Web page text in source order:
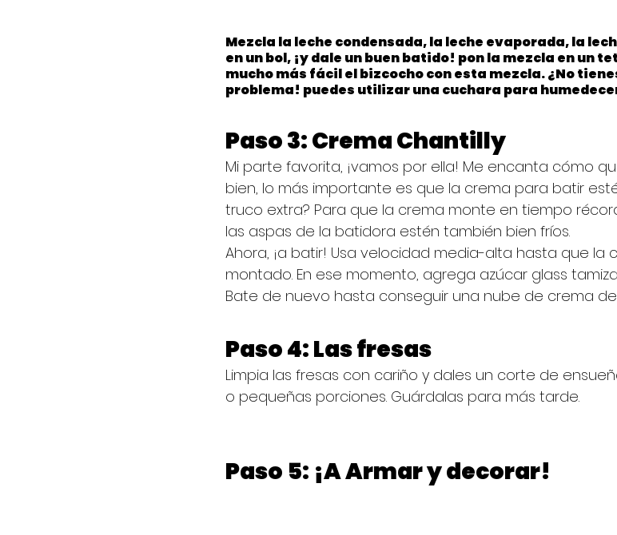
Mezcla la leche condensada, la leche evaporada, la
en un bol, ¡y dale un buen batido! pon la mezcla en un
mucho más fácil el bizcocho con esta mezcla. ¿No
problema! puedes utilizar una cuchara para
Paso 3: Crema Chantilly
Mi parte favorita, ¡vamos por ella! Me encanta cómo
bien, lo más importante es que la crema para batir esté
truco extra? Para que la crema monte en tiempo
las aspas de la batidora estén también bien fríos.
Ahora, ¡a batir! Usa velocidad media-alta hasta que la
montado. En ese momento, agrega azúcar glass
Bate de nuevo hasta conseguir una nube de crema
Paso 4: Las fresas
Limpia las fresas con cariño y dales un corte de
o pequeñas porciones. Guárdalas para más tarde.
Paso 5: ¡A Armar y decorar!